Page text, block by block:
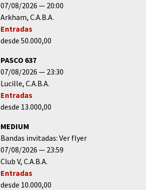
07/08/2026
20:00
Arkham C.A.B.A.
Entradas
desde 50.000,00
PASCO 637
07/08/2026
23:30
Lucille C.A.B.A.
Entradas
desde 13.000,00
MEDIUM
Bandas invitadas: Ver flyer
07/08/2026
23:59
Club V C.A.B.A.
Entradas
desde 10.000,00